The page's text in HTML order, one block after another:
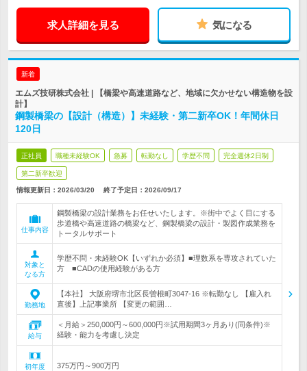
求人詳細を見る 気になる
新着
エムズ技研株式会社 | 【橋梁や高速道路など、地域に欠かせない構造物を設
計】
鋼製橋梁の【設計（構造）】未経験・第二新卒OK！年間休日
120日
正社員 職種未経験OK 急募 転勤なし 学歴不問 完全週休2日制
第二新卒歓迎
情報更新日：2026/03/20 終了予定日： 2026/09/17
仕事内容
鋼製橋梁の設計業務をお任せいたします。※街中でよく目にする
歩道橋や高速道路の橋梁など、鋼製橋梁の設計・製図作成業務を
トータルサポート
対象と
なる方
学歴不問・未経験OK【いずれか必須】■理数系を専攻されていた
方 ■CADの使用経験がある方
勤務地
【本社】 大阪府堺市北区長曽根町3047-16 ※転勤なし 【雇入れ
直後】上記事業所 【変更の範囲…
給与
＜月給＞250,000円～600,000円※試用期間3ヶ月あり(同条件)※
経験・能力を考慮し決定
初年度
375万円～900万円